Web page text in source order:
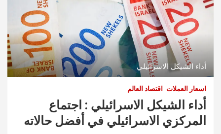
أداء الشيكل الاسرائيلي
اسعار العملات اقتصاد العالم
أداء الشيكل الاسرائيلي : اجتماع
المركزي الاسرائيلي في أفضل حالاته